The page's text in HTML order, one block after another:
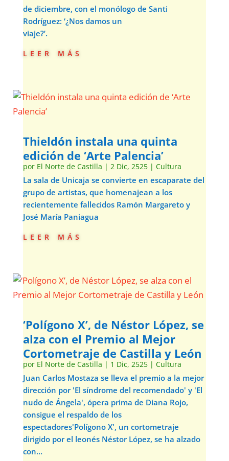
de diciembre, con el monólogo de Santi
Rodríguez: ‘¿Nos damos un
viaje?’.
leer más
Thieldón instala una quinta
edición de ‘Arte Palencia’
por El Norte de Castilla | 2 Dic, 2525| Cultura
La sala de Unicaja se convierte en escaparate del
grupo de artistas, que homenajean a los
recientemente fallecidos Ramón Margareto y
José María Paniagua
leer más
‘Polígono X’, de Néstor López, se
alza con el Premio al Mejor
Cortometraje de Castilla y León
por El Norte de Castilla | 1 Dic, 2525| Cultura
Juan Carlos Mostaza se lleva el premio a la mejor
dirección por 'El síndrome del recomendado' y 'El
nudo de Ángela', ópera prima de Diana Rojo,
consigue el respaldo de los
espectadores'Polígono X', un cortometraje
dirigido por el leonés Néstor López, se ha alzado
con...